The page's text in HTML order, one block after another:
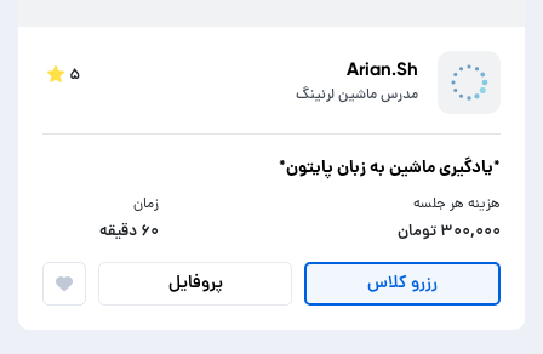
Arian.Sh
مدرس ماشین لرنینگ
۵
*یادگیری ماشین به زبان پایتون*
هزینه هر جلسه
۳۰۰,۰۰۰ تومان
زمان
۶۰ دقیقه
رزرو کلاس پروفایل